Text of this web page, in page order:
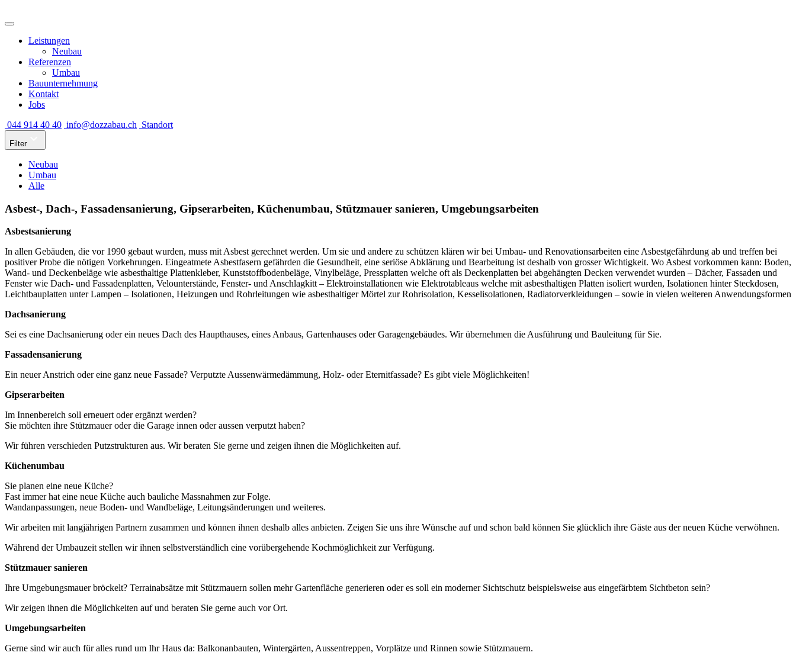
Leistungen
Neubau
Referenzen
Umbau
Bauunternehmung
Kontakt
Jobs
044 914 40 40 info@dozzabau.ch Standort
Filter
Neubau
Umbau
Alle
Asbest-, Dach-, Fassadensanierung, Gipserarbeiten, Küchenumbau, Stützmauer sanieren, Umgebungsarbeiten
Asbestsanierung
In allen Gebäuden, die vor 1990 gebaut wurden, muss mit Asbest gerechnet werden. Um sie und andere zu schützen klären wir bei Umbau- und Renovationsarbeiten eine Asbestgefährdung ab und treffen bei
positiver Probe die nötigen Vorkehrungen. Eingeatmete Asbestfasern gefährden die Gesundheit, eine seriöse Abklärung und Bearbeitung ist deshalb von grosser Wichtigkeit. Wo Asbest vorkommen kann: Boden,
Wand- und Deckenbeläge wie asbesthaltige Plattenkleber, Kunststoffbodenbeläge, Vinylbeläge, Pressplatten welche oft als Deckenplatten bei abgehängten Decken verwendet wurden – Dächer, Fassaden und
Fenster wie Dach- und Fassadenplatten, Velounterstände, Fenster- und Anschlagkitt – Elektroinstallationen wie Elektrotableaus welche mit asbesthaltigen Platten isoliert wurden, Isolationen hinter Steckdosen,
Leichtbauplatten unter Lampen – Isolationen, Heizungen und Rohrleitungen wie asbesthaltiger Mörtel zur Rohrisolation, Kesselisolationen, Radiatorverkleidungen – sowie in vielen weiteren Anwendungsformen
Dachsanierung
Sei es eine Dachsanierung oder ein neues Dach des Haupthauses, eines Anbaus, Gartenhauses oder Garagengebäudes. Wir übernehmen die Ausführung und Bauleitung für Sie.
Fassadensanierung
Ein neuer Anstrich oder eine ganz neue Fassade? Verputzte Aussenwärmedämmung, Holz- oder Eternitfassade? Es gibt viele Möglichkeiten!
Gipserarbeiten
Im Innenbereich soll erneuert oder ergänzt werden?
Sie möchten ihre Stützmauer oder die Garage innen oder aussen verputzt haben?
Wir führen verschieden Putzstrukturen aus. Wir beraten Sie gerne und zeigen ihnen die Möglichkeiten auf.
Küchenumbau
Sie planen eine neue Küche?
Fast immer hat eine neue Küche auch bauliche Massnahmen zur Folge.
Wandanpassungen, neue Boden- und Wandbeläge, Leitungsänderungen und weiteres.
Wir arbeiten mit langjährigen Partnern zusammen und können ihnen deshalb alles anbieten. Zeigen Sie uns ihre Wünsche auf und schon bald können Sie glücklich ihre Gäste aus der neuen Küche verwöhnen.
Während der Umbauzeit stellen wir ihnen selbstverständlich eine vorübergehende Kochmöglichkeit zur Verfügung.
Stützmauer sanieren
Ihre Umgebungsmauer bröckelt? Terrainabsätze mit Stützmauern sollen mehr Gartenfläche generieren oder es soll ein moderner Sichtschutz beispielsweise aus eingefärbtem Sichtbeton sein?
Wir zeigen ihnen die Möglichkeiten auf und beraten Sie gerne auch vor Ort.
Umgebungsarbeiten
Gerne sind wir auch für alles rund um Ihr Haus da: Balkonanbauten, Wintergärten, Aussentreppen, Vorplätze und Rinnen sowie Stützmauern.